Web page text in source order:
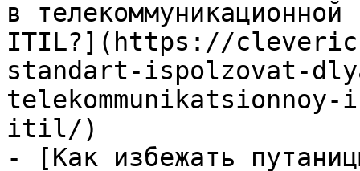
в
ITIL?](https://
standart-ispolzovat-
itil/)
- [Как избежать